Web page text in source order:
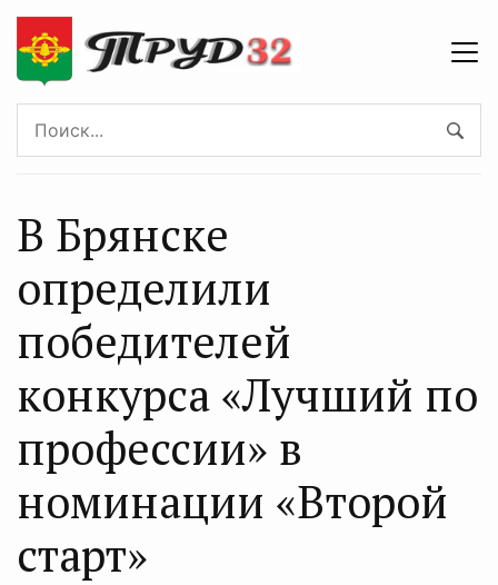
В Брянске
определили
победителей
конкурса «Лучший по
профессии» в
номинации «Второй
старт»